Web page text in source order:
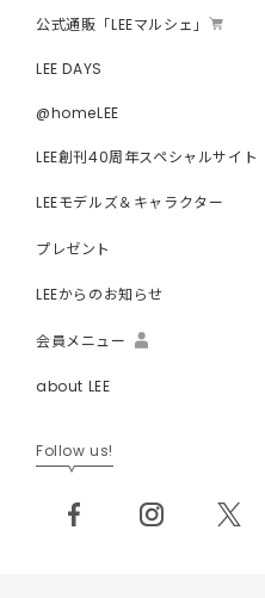
公式通販「LEEマルシェ」
LEE DAYS
@homeLEE
LEE創刊40周年スペシャルサイト
LEEモデルズ＆キャラクター
プレゼント
LEEからのお知らせ
会員メニュー
about LEE
Follow us!